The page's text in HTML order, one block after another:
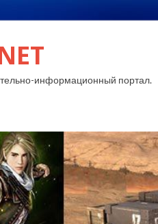
информационный портал.